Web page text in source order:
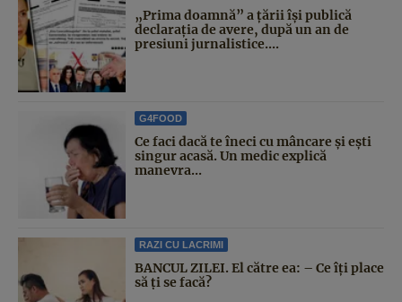
„Prima doamnă” a țării își publică
declarația de avere, după un an de
presiuni jurnalistice....
G4FOOD
Ce faci dacă te îneci cu mâncare și ești
singur acasă. Un medic explică
manevra...
RAZI CU LACRIMI
BANCUL ZILEI. El către ea: – Ce îți place
să ți se facă?